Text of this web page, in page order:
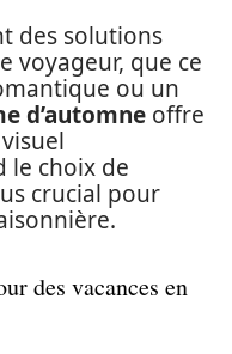
des solutions
voyageur, que ce
ou un
d’automne offre
le choix de
crucial pour
des vacances en